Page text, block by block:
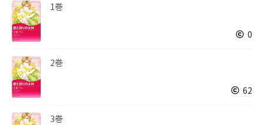
1巻
0
2巻
62
3巻